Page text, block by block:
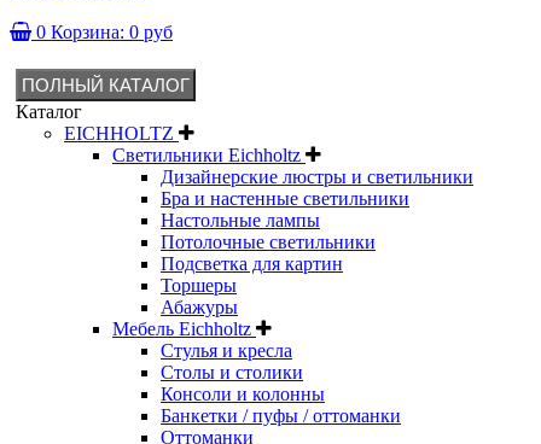
0 Корзина: 0 руб
ПОЛНЫЙ КАТАЛОГ
Каталог
EICHHOLTZ
Светильники Eichholtz
Дизайнерские люстры и светильники
Бра и настенные светильники
Настольные лампы
Потолочные светильники
Подсветка для картин
Торшеры
Абажуры
Мебель Eichholtz
Стулья и кресла
Столы и столики
Консоли и колонны
Банкетки / пуфы / оттоманки
Оттоманки